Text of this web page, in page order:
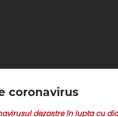
coronavirus
dezastre în lupta cu